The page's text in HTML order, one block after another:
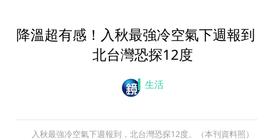
降溫超有感！入秋最強冷空氣下週報
北台灣恐探12度
生活
入秋最強冷空氣下週報到，北台灣恐探12度。（本刊資料照）